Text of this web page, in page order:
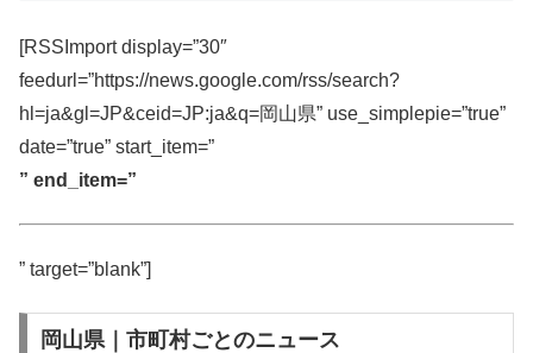
[RSSImport display=”30″
feedurl=”https://news.google.com/rss/search?
hl=ja&gl=JP&ceid=JP:ja&q=岡山県” use_simplepie=”true”
date=”true” start_item=”
” end_item=”
” target=”blank”]
岡山県｜市町村ごとのニュース